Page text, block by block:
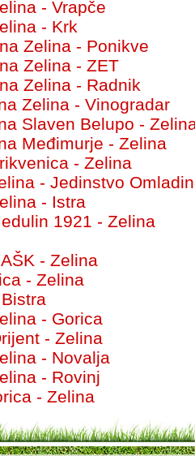
- Vrapče
- Krk
Zelina - Ponikve
Zelina - ZET
Zelina - Radnik
Zelina - Vinogradar
Slaven Belupo -
Međimurje - Zelina
- Zelina
- Jedinstvo
- Istra
1921 - Zelina
- Zelina
- Zelina
- Gorica
- Zelina
- Novalja
- Rovinj
- Zelina